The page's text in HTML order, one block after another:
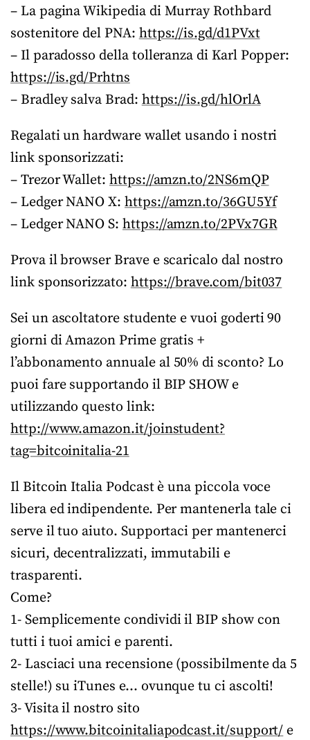
– La pagina Wikipedia di Murray Rothbard
sostenitore del PNA: https://is.gd/d1PVxt
– Il paradosso della tolleranza di Karl Popper:
https://is.gd/Prhtns
– Bradley salva Brad:https://is.gd/hlOrlA
Regalati un hardware wallet usando i nostri
link sponsorizzati:
– Trezor Wallet: https://amzn.to/2NS6mQP
– Ledger NANO X: https://amzn.to/36GU5Yf
– Ledger NANO S: https://amzn.to/2PVx7GR
Prova il browser Brave e scaricalo dal nostro
link sponsorizzato: https://brave.com/bit037
Sei un ascoltatore studente e vuoi goderti 90
giorni di Amazon Prime gratis +
l’abbonamento annuale al 50% di sconto? Lo
puoi fare supportando il BIP SHOW e
utilizzando questo link:
http://www.amazon.it/joinstudent?
tag=bitcoinitalia-21
Il Bitcoin Italia Podcast è una piccola voce
libera ed indipendente. Per mantenerla tale ci
serve il tuo aiuto. Supportaci per mantenerci
sicuri, decentralizzati, immutabili e
trasparenti.
Come?
1- Semplicemente condividi il BIP show con
tutti i tuoi amici e parenti.
2- Lasciaci una recensione (possibilmente da 5
stelle!) su iTunes e… ovunque tu ci ascolti!
3- Visita il nostro sito
https://www.bitcoinitaliapodcast.it/support/e